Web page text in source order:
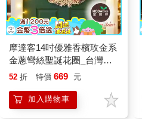
摩達客14吋優雅香檳玫金系
金蔥彎絲聖誕花圈_台灣工
藝免組裝
52 折 特價 669 元
加入購物車